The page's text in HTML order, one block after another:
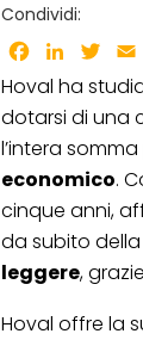
Condividi:
Facebook
LinkedIn
Hoval ha
dotarsi di una
l’intera
economico.
cinque anni,
da subito della
leggere,
Hoval offre la